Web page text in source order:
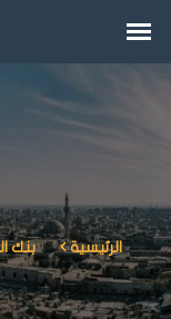
الرئيسية بنك